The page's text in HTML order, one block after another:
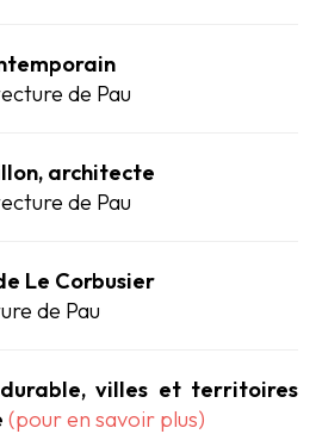
de Pau
architecte
de Pau
Le Corbusier
de Pau
durable, villes et territoires
(pour en savoir plus)